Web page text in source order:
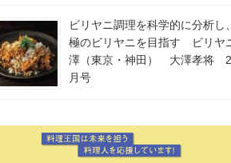
ビリヤニ調理を科学的に分析し
極のビリヤニを目指す ビリヤ
澤（東京・神田） 大澤孝将
月号